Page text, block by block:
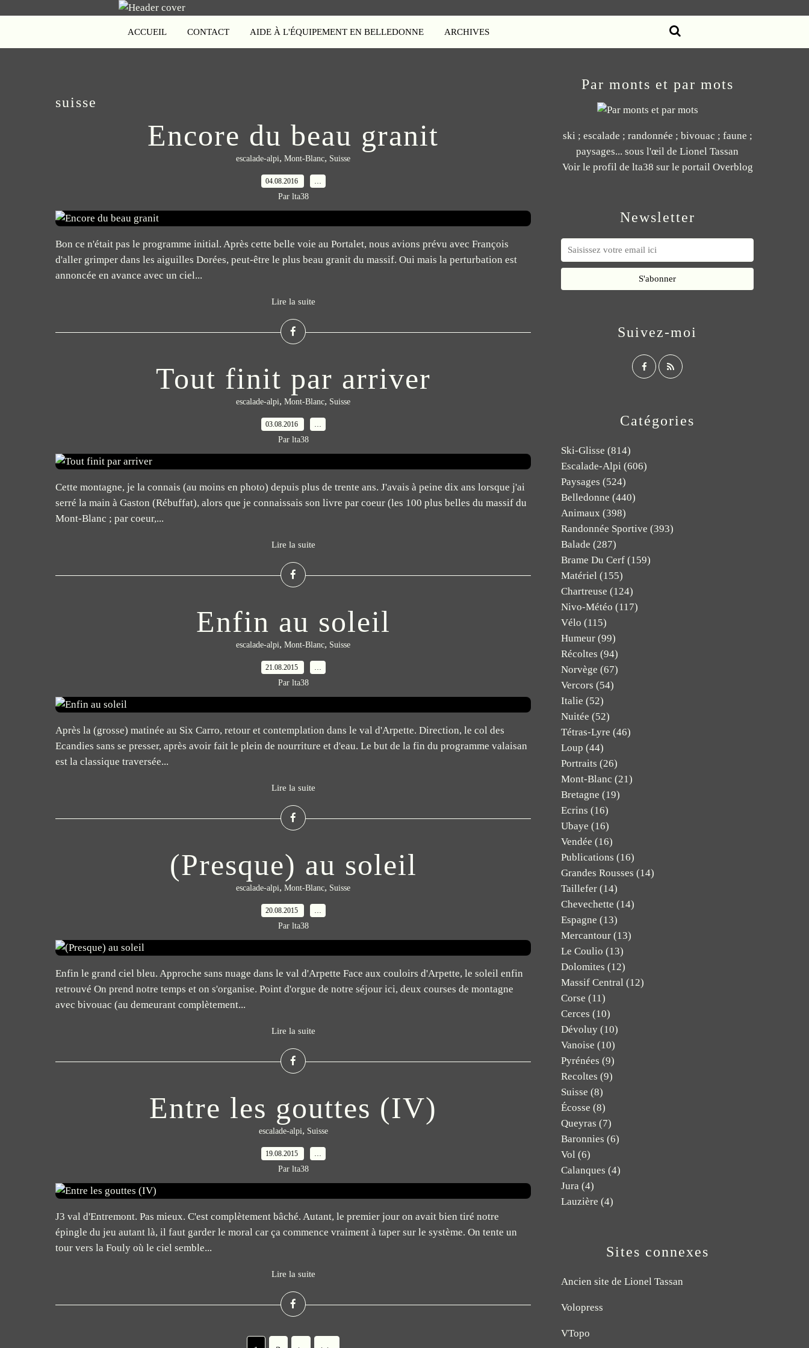
ACCUEIL CONTACT AIDE À L'ÉQUIPEMENT EN BELLEDONNE ARCHIVES
suisse
Encore du beau granit
escalade-alpi, Mont-Blanc, Suisse
04.08.2016 …
Par lta38
Bon ce n'était pas le programme initial. Après cette belle voie au Portalet, nous avions prévu avec François
d'aller grimper dans les aiguilles Dorées, peut-être le plus beau granit du massif. Oui mais la perturbation est
annoncée en avance avec un ciel...
Lire la suite
Tout finit par arriver
escalade-alpi, Mont-Blanc, Suisse
03.08.2016 …
Par lta38
Cette montagne, je la connais (au moins en photo) depuis plus de trente ans. J'avais à peine dix ans lorsque j'ai
serré la main à Gaston (Rébuffat), alors que je connaissais son livre par coeur (les 100 plus belles du massif du
Mont-Blanc ; par coeur,...
Lire la suite
Enfin au soleil
escalade-alpi, Mont-Blanc, Suisse
21.08.2015 …
Par lta38
Après la (grosse) matinée au Six Carro, retour et contemplation dans le val d'Arpette. Direction, le col des
Ecandies sans se presser, après avoir fait le plein de nourriture et d'eau. Le but de la fin du programme valaisan
est la classique traversée...
Lire la suite
(Presque) au soleil
escalade-alpi, Mont-Blanc, Suisse
20.08.2015 …
Par lta38
Enfin le grand ciel bleu. Approche sans nuage dans le val d'Arpette Face aux couloirs d'Arpette, le soleil enfin
retrouvé On prend notre temps et on s'organise. Point d'orgue de notre séjour ici, deux courses de montagne
avec bivouac (au demeurant complètement...
Lire la suite
Entre les gouttes (IV)
escalade-alpi, Suisse
19.08.2015 …
Par lta38
J3 val d'Entremont. Pas mieux. C'est complètement bâché. Autant, le premier jour on avait bien tiré notre
épingle du jeu autant là, il faut garder le moral car ça commence vraiment à taper sur le système. On tente un
tour vers la Fouly où le ciel semble...
Lire la suite
Newsletter
Catégories
Ski-Glisse (814)
Escalade-Alpi (606)
Paysages (524)
Belledonne (440)
Animaux (398)
Randonnée Sportive (393)
Balade (287)
Brame Du Cerf (159)
Matériel (155)
Chartreuse (124)
Nivo-Météo (117)
Vélo (115)
Humeur (99)
Récoltes (94)
Norvège (67)
Vercors (54)
Italie (52)
Nuitée (52)
Tétras-Lyre (46)
Loup (44)
Portraits (26)
Mont-Blanc (21)
Bretagne (19)
Ecrins (16)
Ubaye (16)
Vendée (16)
Publications (16)
Grandes Rousses (14)
Taillefer (14)
Chevechette (14)
Espagne (13)
Mercantour (13)
Le Coulio (13)
Dolomites (12)
Massif Central (12)
Corse (11)
Cerces (10)
Dévoluy (10)
Vanoise (10)
Pyrénées (9)
Recoltes (9)
Suisse (8)
Écosse (8)
Queyras (7)
Baronnies (6)
Vol (6)
Calanques (4)
Jura (4)
Lauzière (4)
Par monts et par mots
ski ; escalade ; randonnée ; bivouac ; faune ;
paysages... sous l'œil de Lionel Tassan
Voir le profil de lta38 sur le portail Overblog
Suivez-moi
Sites connexes
Ancien site de Lionel Tassan
Volopress
VTopo